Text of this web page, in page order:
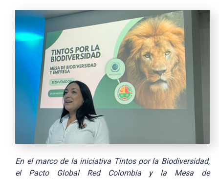
En el marco de la iniciativa Tintos por la Biodiversidad,
el Pacto Global Red Colombia y la Mesa de